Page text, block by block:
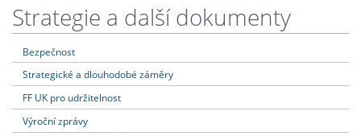
Strategie a další dokumenty
Bezpečnost
Strategické a dlouhodobé záměry
FF UK pro udržitelnost
Výroční zprávy